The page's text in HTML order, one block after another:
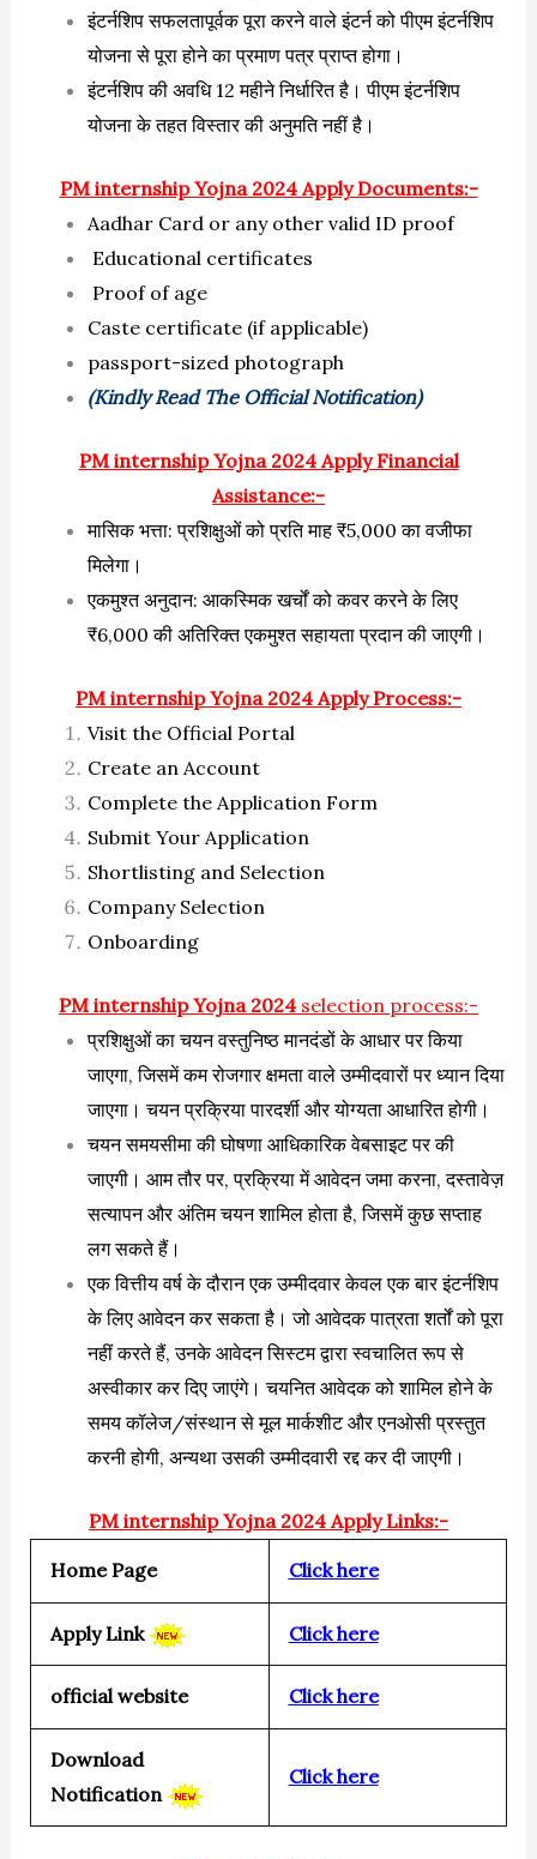
इंटर्नशिप सफलतापूर्वक पूरा करने वाले इंटर्न को पीएम इंटर्नशिप
योजना से पूरा होने का प्रमाण पत्र प्राप्त होगा।
इंटर्नशिप की अवधि 12 महीने निर्धारित है। पीएम इंटर्नशिप
योजना के तहत विस्तार की अनुमति नहीं है।
PM internship Yojna 2024 Apply Documents:-
Aadhar Card or any other valid ID proof
Educational certificates
Proof of age
Caste certificate (if applicable)
passport-sized photograph
(Kindly Read The Official Notification)
PM internship Yojna 2024 Apply Financial
Assistance:-
मासिक भत्ता: प्रशिक्षुओं को प्रति माह ₹5,000 का वजीफा
मिलेगा।
एकमुश्त अनुदान: आकस्मिक खर्चों को कवर करने के लिए
₹6,000 की अतिरिक्त एकमुश्त सहायता प्रदान की जाएगी।
PM internship Yojna 2024 Apply Process:-
Visit the Official Portal
Create an Account
Complete the Application Form
Submit Your Application
Shortlisting and Selection
Company Selection
Onboarding
PM internship Yojna 2024 selection process:-
प्रशिक्षुओं का चयन वस्तुनिष्ठ मानदंडों के आधार पर किया
जाएगा, जिसमें कम रोजगार क्षमता वाले उम्मीदवारों पर ध्यान दिया
जाएगा। चयन प्रक्रिया पारदर्शी और योग्यता आधारित होगी।
चयन समयसीमा की घोषणा आधिकारिक वेबसाइट पर की
जाएगी। आम तौर पर, प्रक्रिया में आवेदन जमा करना, दस्तावेज़
सत्यापन और अंतिम चयन शामिल होता है, जिसमें कुछ सप्ताह
लग सकते हैं।
एक वित्तीय वर्ष के दौरान एक उम्मीदवार केवल एक बार इंटर्नशिप
के लिए आवेदन कर सकता है। जो आवेदक पात्रता शर्तों को पूरा
नहीं करते हैं, उनके आवेदन सिस्टम द्वारा स्वचालित रूप से
अस्वीकार कर दिए जाएंगे। चयनित आवेदक को शामिल होने के
समय कॉलेज/संस्थान से मूल मार्कशीट और एनओसी प्रस्तुत
करनी होगी, अन्यथा उसकी उम्मीदवारी रद्द कर दी जाएगी।
PM internship Yojna 2024 Apply Links:-
Home Page Click here
Apply Link Click here
official website Click here
Download
Notification
Click here